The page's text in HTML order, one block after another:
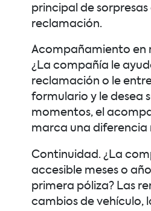
principal de
reclamación.
Acompañamiento en
¿La compañía le
reclamación o le
formulario y le desea
momentos, el
marca una diferencia
Continuidad. ¿La
accesible meses o
primera póliza? Las
cambios de vehículo,